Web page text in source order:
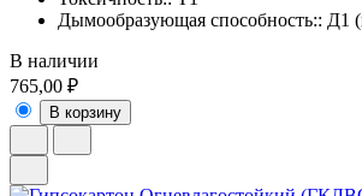
Дымообразующая способность:: Д1
В наличии
765,00 ₽
В корзину